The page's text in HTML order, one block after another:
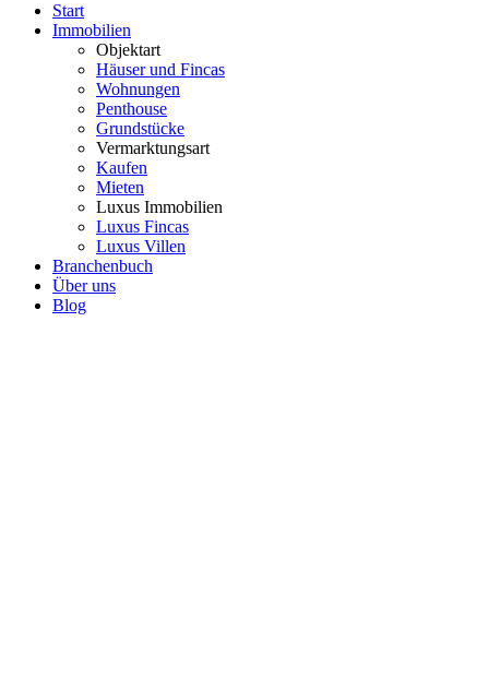
Start
Immobilien
Objektart
Häuser und Fincas
Wohnungen
Penthouse
Grundstücke
Vermarktungsart
Kaufen
Mieten
Luxus Immobilien
Luxus Fincas
Luxus Villen
Branchenbuch
Über uns
Blog